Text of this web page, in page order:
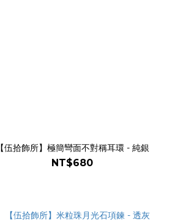
【伍拾飾所】極簡彎面不對稱耳環 - 純銀
NT$680